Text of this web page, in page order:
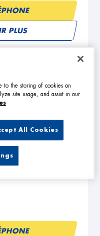
PLUS
D'AMOU
PLUS
to the storing of cookies on
site usage, and assist in our
All Cookies